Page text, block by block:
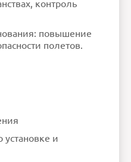
контроль
повышение
полетов.
установке и